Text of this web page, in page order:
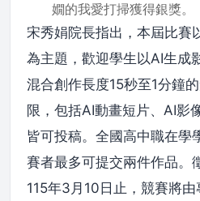
嫺的我愛打掃獲得銀獎。
宋秀娟院長指出，本屆比賽
為主題，歡迎學生以AI生成
混合創作長度15秒至1分鐘
限，包括AI動畫短片、AI影
皆可投稿。全國高中職在學
賽者最多可提交兩件作品。
115年3月10日止，競賽將